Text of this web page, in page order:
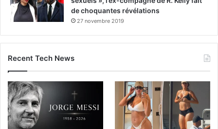
de choquantes révélations
27 novembre 2019
Recent Tech News